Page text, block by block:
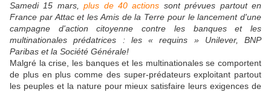
Samedi 15 mars,plus de 40 actions sont prévues partout en
France par Attac et les Amis de la Terre pour le lancement d'une
campagne d'action citoyenne contre les banques et les
multinationales prédatrices : les « requins » Unilever, BNP
Paribas et la Société Générale!
Malgré la crise, les banques et les multinationales se comportent
de plus en plus comme des super-prédateurs exploitant partout
les peuples et la nature pour mieux satisfaire leurs exigences de